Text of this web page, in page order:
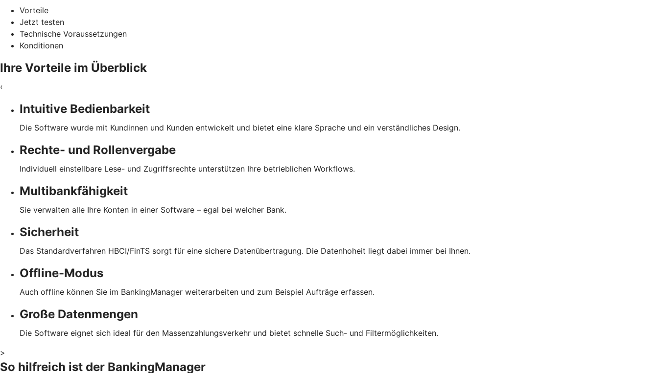
Vorteile
Jetzt testen
Technische Voraussetzungen
Konditionen
Ihre Vorteile im Überblick
‹
Intuitive Bedienbarkeit
Die Software wurde mit Kundinnen und Kunden entwickelt und bietet eine klare Sprache und ein verständliches Design.
Rechte- und Rollenvergabe
Individuell einstellbare Lese- und Zugriffsrechte unterstützen Ihre betrieblichen Workflows.
Multibankfähigkeit
Sie verwalten alle Ihre Konten in einer Software – egal bei welcher Bank.
Sicherheit
Das Standardverfahren HBCI/FinTS sorgt für eine sichere Datenübertragung. Die Datenhoheit liegt dabei immer bei Ihnen.
Offline-Modus
Auch offline können Sie im BankingManager weiterarbeiten und zum Beispiel Aufträge erfassen.
Große Datenmengen
Die Software eignet sich ideal für den Massenzahlungsverkehr und bietet schnelle Such- und Filtermöglichkeiten.
>
So hilfreich ist der BankingManager